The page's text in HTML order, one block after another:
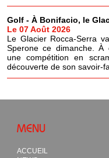
Golf - À Bonifacio, le
Le 07 Août 2026
Le Glacier Rocca-Serra
Sperone ce dimanche. À
une compétition en
découverte de son savoir-
MENU
ACCUEIL